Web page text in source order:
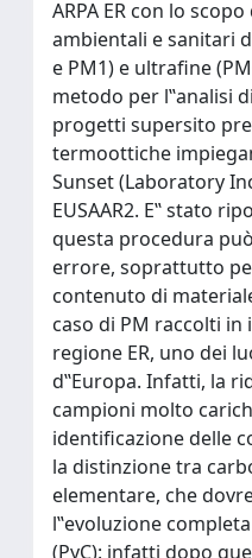
ARPA ER con lo
ambientali e sanitari
e PM1) e ultrafine
metodo per l‟analisi
progetti supersito
termoottiche
Sunset (Laboratory
EUSAAR2. E‟ stato
questa procedura
errore, soprattutto
contenuto di
caso di PM raccolti
regione ER, uno dei
d‟Europa. Infatti, la
campioni molto
identificazione delle
la distinzione tra
elementare, che
l‟evoluzione
(PyC): infatti dopo